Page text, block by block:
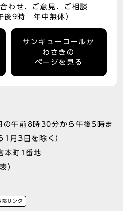
わせ、ご意見、ご相談
後9時 年中無休）
サンキューコールか
わさきの
ページを見る
の午前8時30分から午後5時ま
月3日を除く）
本町1番地
）
部リンク